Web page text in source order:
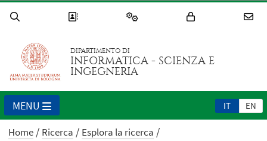
DIPARTIMENTO DI
INFORMATICA - SCIENZA E
INGEGNERIA
IT EN
MENU
Home Ricerca Esplora la ricerca